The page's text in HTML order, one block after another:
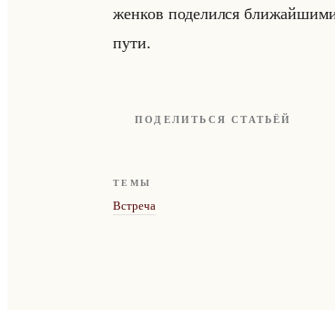
жен­ков по­де­лил­ся
пути.
ПОДЕЛИТЬСЯ СТАТЬЁЙ
ТЕМЫ
Встреча